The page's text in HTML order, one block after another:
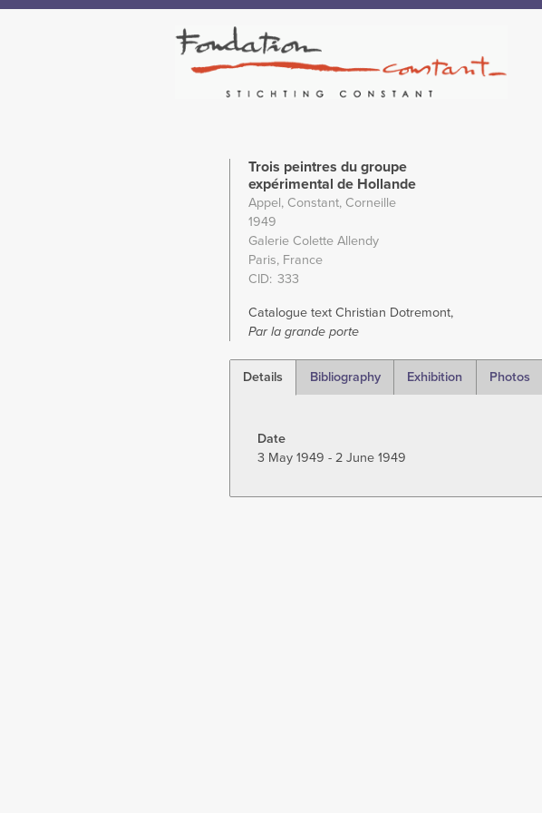
Trois peintres du groupe
expérimental de Hollande
Appel, Constant, Corneille
1949
Galerie Colette Allendy
Paris, France
CID 333
Catalogue text Christian Dotremont,
Par la grande porte
Details
Bibliography Exhibition Photos
Date
3 May 1949 - 2 June 1949